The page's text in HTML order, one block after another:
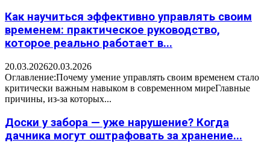
Как научиться эффективно управлять своим
временем: практическое руководство,
которое реально работает в...
20.03.202620.03.2026
Оглавление:Почему умение управлять своим временем стало
критически важным навыком в современном миреГлавные
причины, из-за которых...
Доски у забора — уже нарушение? Когда
дачника могут оштрафовать за хранение...